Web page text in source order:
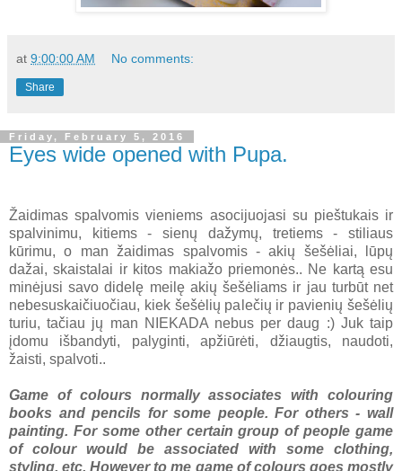
at 9:00:00 AM No comments:
Share
Friday, February 5, 2016
Eyes wide opened with Pupa.
Žaidimas spalvomis vieniems asocijuojasi su pieštukais ir
spalvinimu, kitiems - sienų dažymų, tretiems - stiliaus
kūrimu, o man žaidimas spalvomis - akių šešėliai, lūpų
dažai, skaistalai ir kitos makiažo priemonės.. Ne kartą esu
minėjusi savo didelę meilę akių šešėliams ir jau turbūt net
nebesuskaičiuočiau, kiek šešėlių palečių ir pavienių šešėlių
turiu, tačiau jų man NIEKADA nebus per daug :) Juk taip
įdomu išbandyti, palyginti, apžiūrėti, džiaugtis, naudoti,
žaisti, spalvoti..
Game of colours normally associates with colouring
books and pencils for some people. For others - wall
painting. For some other certain group of people game
of colour would be associated with some clothing,
styling, etc. However to me game of colours goes mostly